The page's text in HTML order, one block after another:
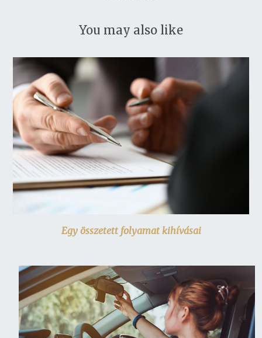
You may also like
Egy összetett folyamat kihívásai